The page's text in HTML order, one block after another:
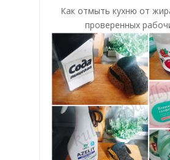
Как отмыть кухню от
проверенных